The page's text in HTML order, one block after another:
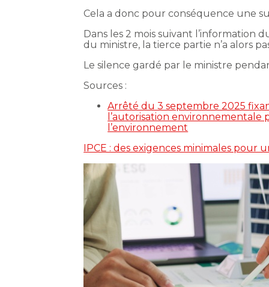
Cela a donc pour conséquence une
Dans les 2 mois suivant l’information
du ministre, la tierce partie n’a alors
Le silence gardé par le ministre
Sources :
Arrêté du 3 septembre 2025
l’autorisation
l’environnement
IPCE : des exigences minimales pour